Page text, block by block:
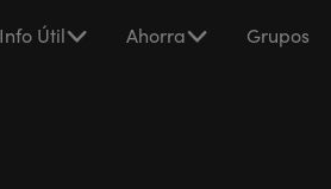
Info Útil Ahorra Grupos